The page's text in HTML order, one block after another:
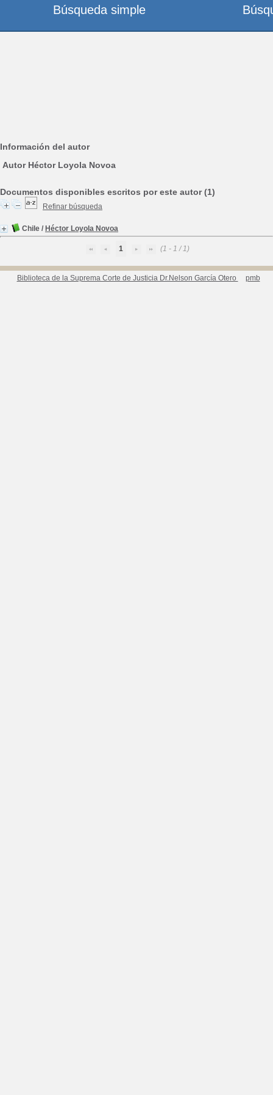
Información del autor
Autor Héctor Loyola Novoa
Documentos disponibles escritos por este autor (1)
Refinar búsqueda
Chile / Héctor Loyola Novoa
1 (1 - 1 / 1)
Biblioteca de la Suprema Corte de Justicia Dr.Nelson García Otero pmb
Búsqueda simple